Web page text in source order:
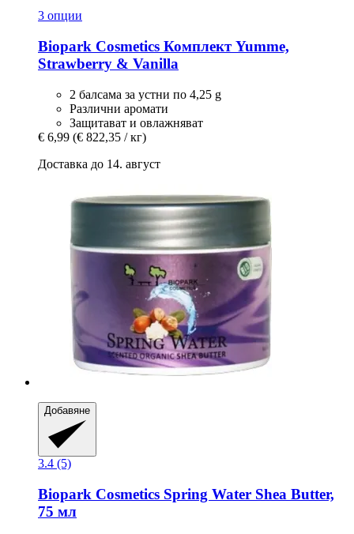
3 опции
Biopark Cosmetics Комплект Yumme,
Strawberry & Vanilla
2 балсама за устни по 4,25 g
Различни аромати
Защитават и овлажняват
€ 6,99 (€ 822,35 / кг)
Доставка до 14. август
Добавяне
3.4 (5)
Biopark Cosmetics Spring Water Shea Butter,
75 мл